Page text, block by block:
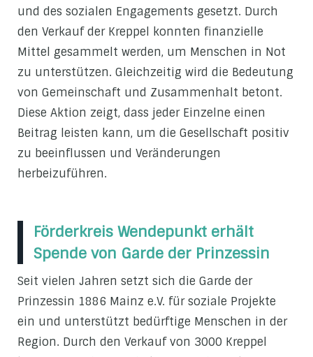
und des sozialen Engagements gesetzt. Durch
den Verkauf der Kreppel konnten finanzielle
Mittel gesammelt werden, um Menschen in Not
zu unterstützen. Gleichzeitig wird die Bedeutung
von Gemeinschaft und Zusammenhalt betont.
Diese Aktion zeigt, dass jeder Einzelne einen
Beitrag leisten kann, um die Gesellschaft positiv
zu beeinflussen und Veränderungen
herbeizuführen.
Förderkreis Wendepunkt erhält
Spende von Garde der Prinzessin
Seit vielen Jahren setzt sich die Garde der
Prinzessin 1886 Mainz e.V. für soziale Projekte
ein und unterstützt bedürftige Menschen in der
Region. Durch den Verkauf von 3000 Kreppel